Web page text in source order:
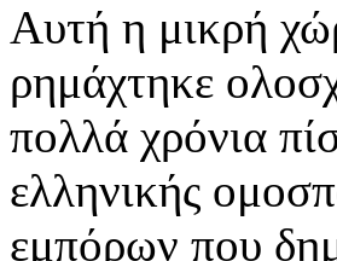
Αυτή η μικρή
ρημάχτηκε
πολλά χρόνια
ελληνικής
εμπόρων που